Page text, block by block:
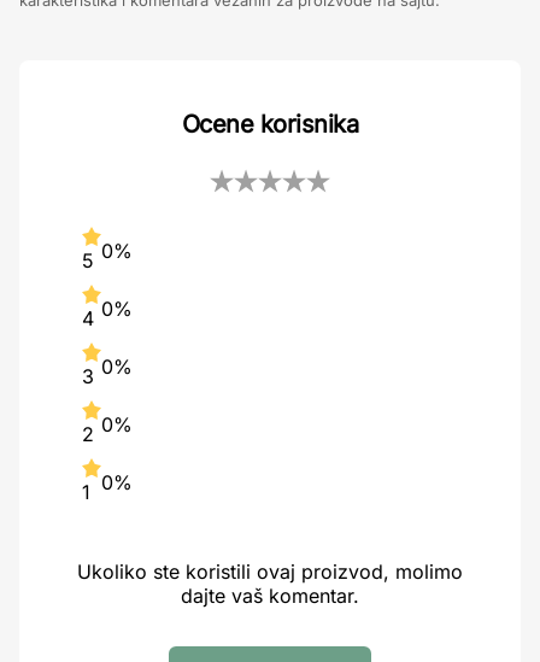
Ocene korisnika
5 0%
4 0%
3 0%
2 0%
1 0%
Ukoliko ste koristili ovaj proizvod, molimo
dajte vaš komentar.